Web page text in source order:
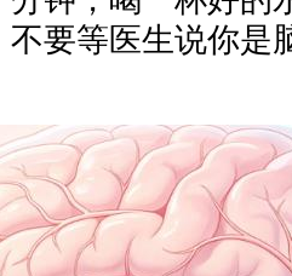
不要等医生说你是